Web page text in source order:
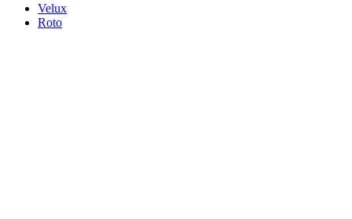
Velux
Roto